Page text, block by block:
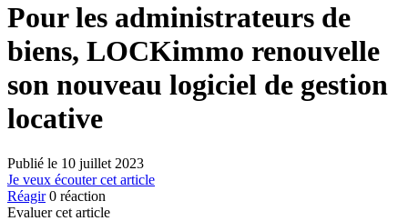
Pour les administrateurs de
biens, LOCKimmo renouvelle
son nouveau logiciel de gestion
locative
Publié le 10 juillet 2023
Je veux écouter cet article
Réagir 0 réaction
Evaluer cet article